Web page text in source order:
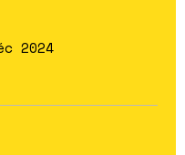
2024